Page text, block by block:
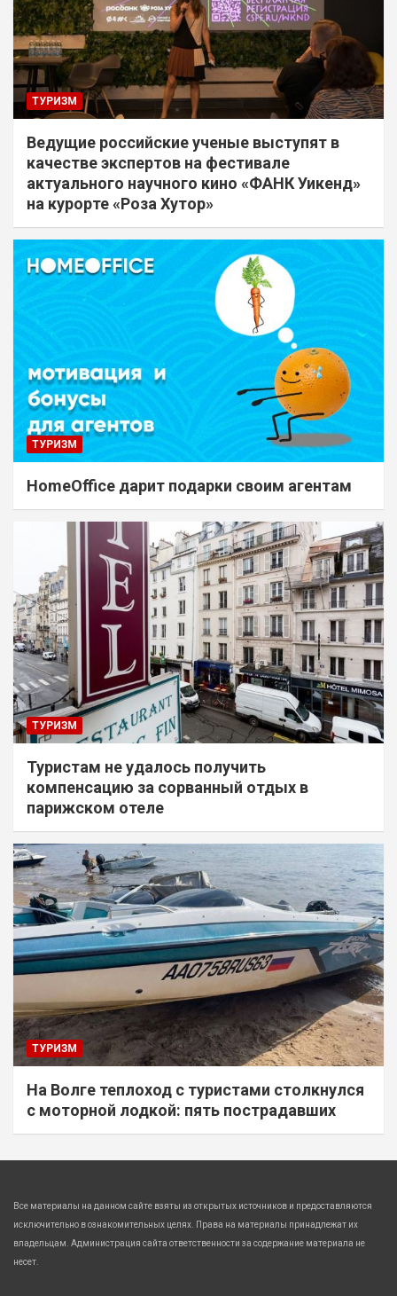
ТУРИЗМ
Ведущие российские ученые выступят в
качестве экспертов на фестивале
актуального научного кино «ФАНК Уикенд»
на курорте «Роза Хутор»
ТУРИЗМ
HomeOffice дарит подарки своим агентам
ТУРИЗМ
Туристам не удалось получить
компенсацию за сорванный отдых в
парижском отеле
ТУРИЗМ
На Волге теплоход с туристами столкнулся
с моторной лодкой: пять пострадавших
Все материалы на данном сайте взяты из открытых источников и предоставляются
исключительно в ознакомительных целях. Права на материалы принадлежат их
владельцам. Администрация сайта ответственности за содержание материала не
несет.